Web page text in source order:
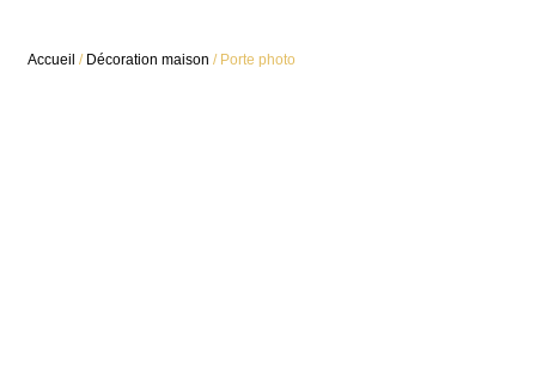
Accueil / Décoration maison / Porte photo